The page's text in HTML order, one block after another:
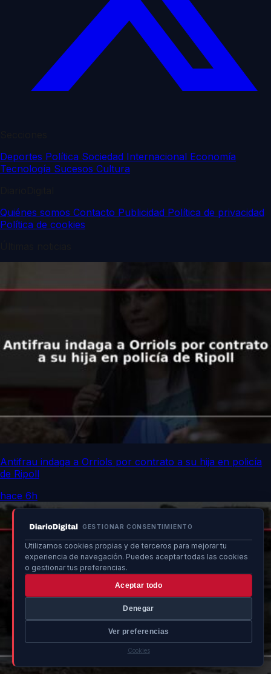
GESTIONAR CONSENTIMIENTO
Utilizamos cookies propias y de terceros para mejorar tu
experiencia de navegación. Puedes aceptar todas las cookies
o gestionar tus preferencias.
Aceptar todo
Denegar
Ver preferencias
Cookies
Deportes Política Sociedad Internacional Economía
Tecnología Sucesos Cultura
Quiénes somos Contacto Publicidad Política de privacidad
Política de cookies
Antifrau indaga a Orriols por contrato a su hija en policía
de Ripoll
hace 6h